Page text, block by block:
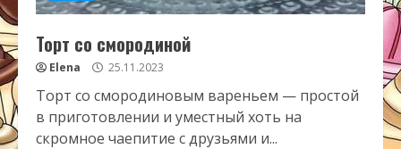
Торт со смородиной
Elena 25.11.2023
Торт со смородиновым вареньем — простой
в приготовлении и уместный хоть на
скромное чаепитие с друзьями и...